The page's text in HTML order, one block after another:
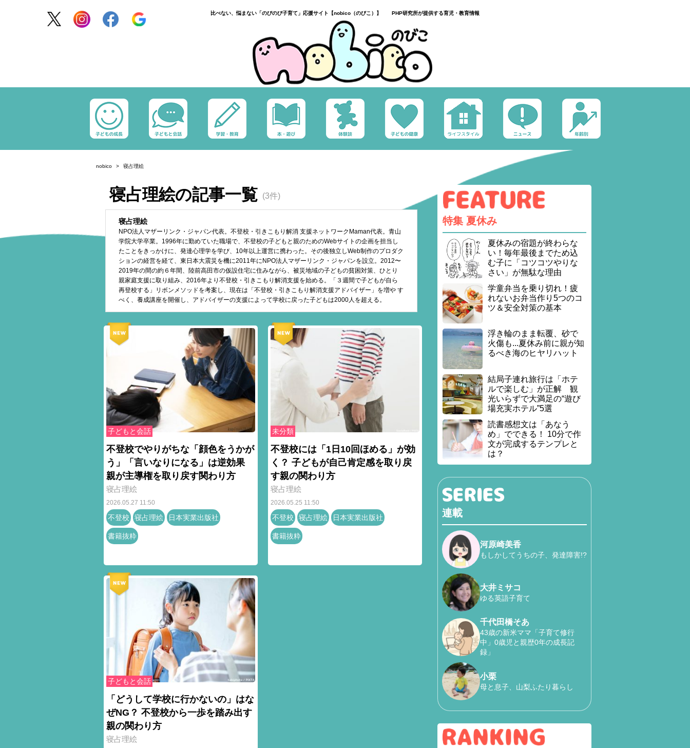
比べない、悩まない「のびのび子育て」応援サイト【nobico（のびこ）】 PHP研究所が提供する育児・教育情報
nobico 寝占理絵
寝占理絵の記事一覧 (3件)
寝占理絵
NPO法人マザーリンク・ジャパン代表。不登校・引きこもり解消 支援ネットワークMaman代表。青山
学院大学卒業。1996年に勤めていた職場で、不登校の子どもと親のためのWebサイトの企画を担当し
たことをきっかけに、発達心理学を学び、10年以上運営に携わった。その後独立しWeb制作のプロダク
ションの経営を経て、東日本大震災を機に2011年にNPO法人マザーリンク・ジャパンを設立。2012〜
2019年の間の約６年間、陸前高田市の仮設住宅に住みながら、被災地域の子どもの貧困対策、ひとり
親家庭支援に取り組み、2016年より不登校・引きこもり解消支援を始める。「３週間で子どもが自ら
再登校する」リボンメソッドを考案し、現在は「不登校・引きこもり解消支援アドバイザー」を増や す
べく、養成講座を開催し、アドバイザーの支援によって学校に戻った子どもは2000人を超える。
子どもと会話
不登校でやりがちな「顔色をうかが
う」「言いなりになる」は逆効果
親が主導権を取り戻す関わり方
寝占理絵
2026.05.27 11:50
不登校 寝占理絵 日本実業出版社
書籍抜粋
未分類
不登校には「1日10回ほめる」が効
く？ 子どもが自己肯定感を取り戻
す親の関わり方
寝占理絵
2026.05.25 11:50
不登校 寝占理絵 日本実業出版社
書籍抜粋
子どもと会話
「どうして学校に行かないの」はな
ぜNG？ 不登校から一歩を踏み出す
親の関わり方
寝占理絵
特集 夏休み
夏休みの宿題が終わらな
い！毎年最後までため込
む子に「コツコツやりな
さい」が無駄な理由
学童弁当を乗り切れ！疲
れないお弁当作り5つのコ
ツ＆安全対策の基本
浮き輪のまま転覆、砂で
火傷も...夏休み前に親が知
るべき海のヒヤリハット
結局子連れ旅行は「ホテ
ルで楽しむ」が正解 観
光いらずで大満足の“遊び
場充実ホテル”5選
読書感想文は「あなう
め」でできる！ 10分で作
文が完成するテンプレと
は？
連載
河原崎美香
もしかしてうちの子、発達障害!?
大井ミサコ
ゆる英語子育て
千代田橋そあ
43歳の新米ママ「子育て修行
中」0歳児と親歴0年の成長記
録」
小栗
母と息子、山梨ふたり暮らし